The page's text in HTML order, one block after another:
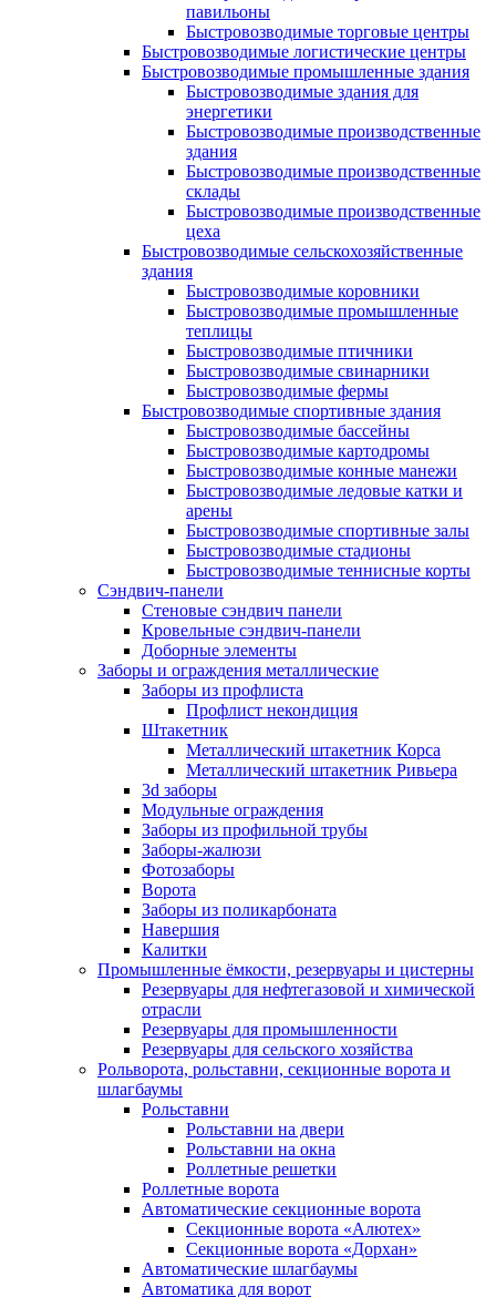
павильоны
Быстровозводимые торговые центры
Быстровозводимые логистические центры
Быстровозводимые промышленные здания
Быстровозводимые здания для
энергетики
Быстровозводимые производственные
здания
Быстровозводимые производственные
склады
Быстровозводимые производственные
цеха
Быстровозводимые сельскохозяйственные
здания
Быстровозводимые коровники
Быстровозводимые промышленные
теплицы
Быстровозводимые птичники
Быстровозводимые свинарники
Быстровозводимые фермы
Быстровозводимые спортивные здания
Быстровозводимые бассейны
Быстровозводимые картодромы
Быстровозводимые конные манежи
Быстровозводимые ледовые катки и
арены
Быстровозводимые спортивные залы
Быстровозводимые стадионы
Быстровозводимые теннисные корты
Сэндвич-панели
Стеновые сэндвич панели
Кровельные сэндвич-панели
Доборные элементы
Заборы и ограждения металлические
Заборы из профлиста
Профлист некондиция
Штакетник
Металлический штакетник Корса
Металлический штакетник Ривьера
3d заборы
Модульные ограждения
Заборы из профильной трубы
Заборы-жалюзи
Фотозаборы
Ворота
Заборы из поликарбоната
Навершия
Калитки
Промышленные ёмкости, резервуары и цистерны
Резервуары для нефтегазовой и химической
отрасли
Резервуары для промышленности
Резервуары для сельского хозяйства
Рольворота, рольставни, секционные ворота и
шлагбаумы
Рольставни
Рольставни на двери
Рольставни на окна
Роллетные решетки
Роллетные ворота
Автоматические секционные ворота
Секционные ворота «Алютех»
Секционные ворота «Дорхан»
Автоматические шлагбаумы
Автоматика для ворот